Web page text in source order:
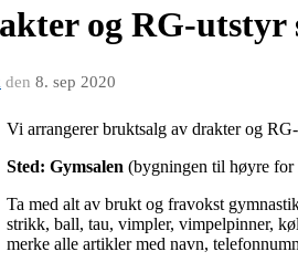
og RG-utstyr
den 8. sep 2020
Vi arrangerer bruktsalg av drakter og
Sted: Gymsalen (bygningen til høyre for
Ta med alt av brukt og fravokst
strikk, ball, tau, vimpler, vimpelpinner,
merke alle artikler med navn,